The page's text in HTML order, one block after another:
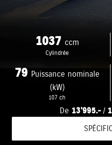
1037 ccm
Cylindrée
79 Puissance nominale
(kW)
107 ch
De 13'995.- /